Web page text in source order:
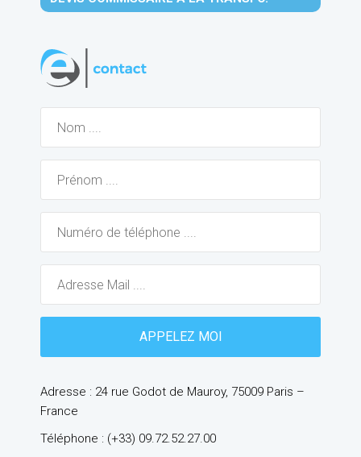
Adresse : 24 rue Godot de Mauroy, 75009 Paris –
France
Téléphone : (+33) 09.72.52.27.00